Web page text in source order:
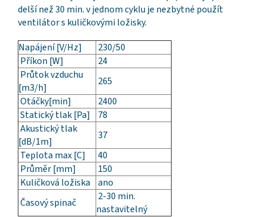
delší než 30 min. v jednom cyklu je nezbytné použít
ventilátor s kuličkovými ložisky.
Napájení [V/Hz]
230/50
Příkon [W]
24
Průtok vzduchu
[m3/h]
265
Otáčky[min]
2400
Statický tlak [Pa]
78
Akustický tlak
[dB/1m]
37
Teplota max [C]
40
Průměr [mm]
150
Kuličková ložiska
ano
Časový spinač
2-30 min.
nastavitelný